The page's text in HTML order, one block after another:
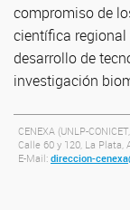
compromiso de
científica
desarrollo de
investigación
CENEXA (UNLP-
Calle 60 y 120, La Plata,
E-Mail: direccion-